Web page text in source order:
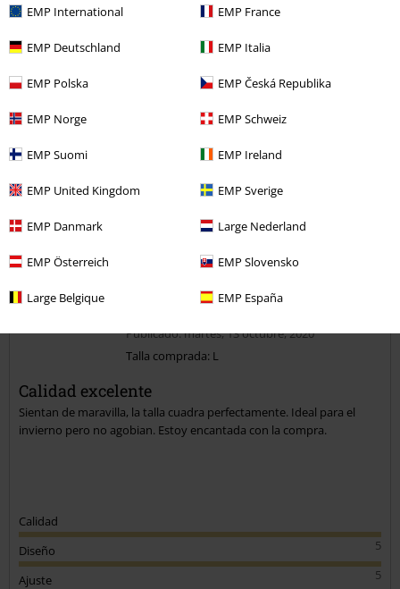
EMP International EMP France
EMP Deutschland EMP Italia
EMP Polska EMP Česká Republika
EMP Norge EMP Schweiz
EMP Suomi EMP Ireland
EMP United Kingdom EMP Sverige
EMP Danmark Large Nederland
EMP Österreich EMP Slovensko
Large Belgique EMP España
Diseño
Ajuste
¿Te ha sido útil esta opinión?
Comentario
Enviar comentario
Publicado: martes, 13 octubre, 2020
Talla comprada: L
Calidad excelente
Sientan de maravilla, la talla cuadra perfectamente. Ideal para el
invierno pero no agobian. Estoy encantada con la compra.
Calidad
5
Diseño
5
Ajuste